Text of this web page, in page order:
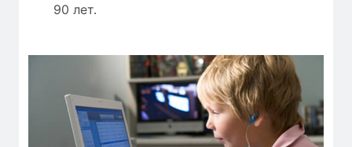
90 лет.